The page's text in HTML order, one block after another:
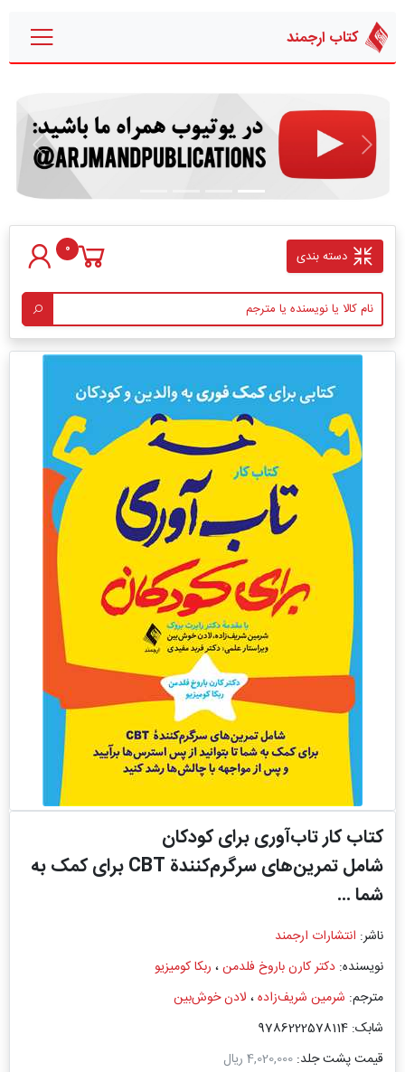
کتاب ارجمند
قبلی بعدی
دسته بندی 0
کتاب کار تاب‌آوری برای کودکان
شامل تمرین‌های سرگرم‌کنندة CBT برای کمک به
شما ...
ناشر: انتشارات ارجمند
نویسنده: دکتر کارن باروخ فلدمن، ربکا کومیزیو
مترجم: شرمین شریف‌زاده، لادن خوش‌بین
شابک: 9786222578114
قیمت پشت جلد: 4,020,000 ریال